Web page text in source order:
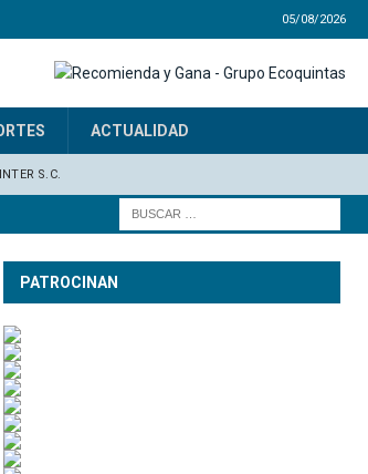
05/08/2026
ACTUALIDAD
INTER S.C.
PATROCINAN